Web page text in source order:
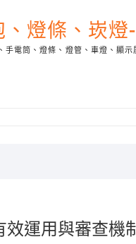
、燈條、崁
手電筒、燈條、燈管、車燈、顯
效運用與審查機